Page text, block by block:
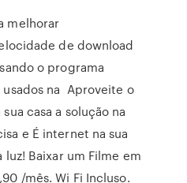
melhorar
de download
o programa
na Aproveite o
casa a solução na
e É internet na sua
Baixar um Filme em
/mês. Wi Fi Incluso.